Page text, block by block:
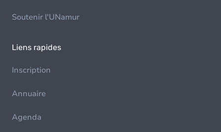
Soutenir l'UNamur
Liens rapides
Inscription
Annuaire
Agenda